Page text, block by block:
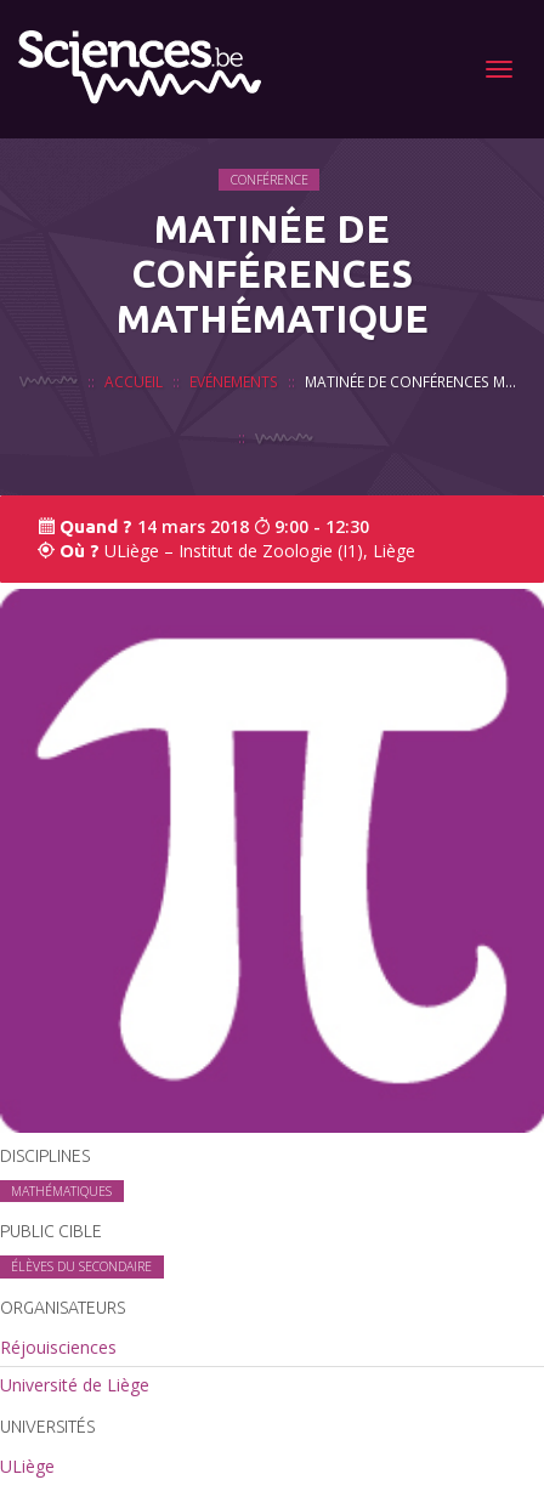
Menu
CONFÉRENCE
MATINÉE DE
CONFÉRENCES
MATHÉMATIQUE
ACCUEIL EVÉNEMENTS MATINÉE DE CONFÉRENCES MATHÉMATIQUE
Quand ? 14 mars 2018 9:00 - 12:30
Où ? ULiège – Institut de Zoologie (I1), Liège
DISCIPLINES
MATHÉMATIQUES
PUBLIC CIBLE
ÉLÈVES DU SECONDAIRE
ORGANISATEURS
Réjouisciences
Université de Liège
UNIVERSITÉS
ULiège